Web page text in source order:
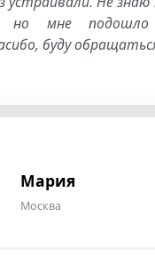
но мне подошло
буду
Мария
Москва